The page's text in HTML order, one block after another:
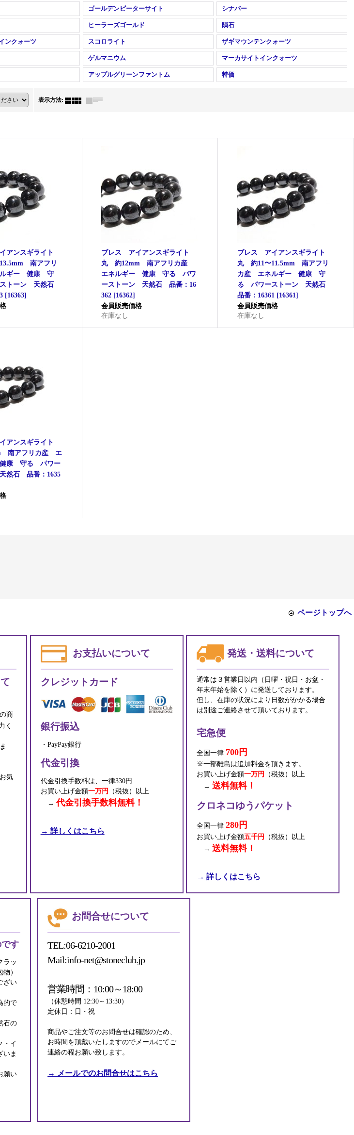
ゴールデンピーターサイト シナバー
ヒーラーズゴールド 隕石
ンクォーツ スコロライト ザギマウンテンクォーツ
ゲルマニウム マーカサイトインクォーツ
アップルグリーンファントム 特価
表示方法:
アンスギライト
南アフリ
ギー 健康 守
トーン 天然石
[16363]
ブレス アイアンスギライト
丸 約12mm 南アフリカ産
エネルギー 健康 守る パワ
ーストーン 天然石 品番：16
362 [16362]
会員販売価格
在庫なし
ブレス アイアンスギライト
丸 約11〜11.5mm 南アフリ
カ産 エネルギー 健康 守
る パワーストーン 天然石
品番：16361 [16361]
会員販売価格
在庫なし
アンスギライト
南アフリカ産 エ
康 守る パワー
然石 品番：1635
ページトップへ
商
く
気
お支払いについて
クレジットカード
銀行振込
・PayPay銀行
代金引換
代金引換手数料は、一律330円
お買い上げ金額一万円
（税抜）以上
→代金引換手数料無料！
→ 詳しくはこちら
発送・送料について
通常は３営業日以内（日曜・祝日・お盆・
年末年始を除く）に発送しております。
但し、在庫の状況により日数がかかる場合
は別途ご連絡させて頂いております。
宅急便
全国一律 700円
※一部離島は追加料金を頂きます。
お買い上げ金額一万円
（税抜）以上
→ 送料無料！
クロネコゆうパケット
全国一律 280円
お買い上げ金額五千円
（税抜）以上
→ 送料無料！
→ 詳しくはこちら
す
ラッ
）
ざい
的で
石の
・イ
いま
願い
お問合せについて
TEL:06-6210-2001
Mail:info-net@stoneclub.jp
営業時間：10:00～18:00
（休憩時間 12:30～13:30）
定休日：日・祝
商品やご注文等のお問合せは確認のため、
お時間を頂戴いたしますのでメールにてご
連絡の程お願い致します。
→ メールでのお問合せはこちら